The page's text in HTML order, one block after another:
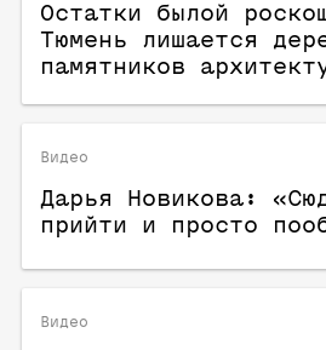
Остатки былой
Тюмень лишается
памятников
Видео
Дарья Новикова:
прийти и просто
Видео